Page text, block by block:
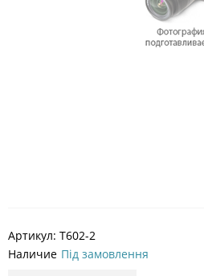
Артикул: T602-2
Наличие Під замовлення